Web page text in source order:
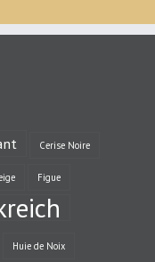
Cerise Noire
Figue
Huie de Noix